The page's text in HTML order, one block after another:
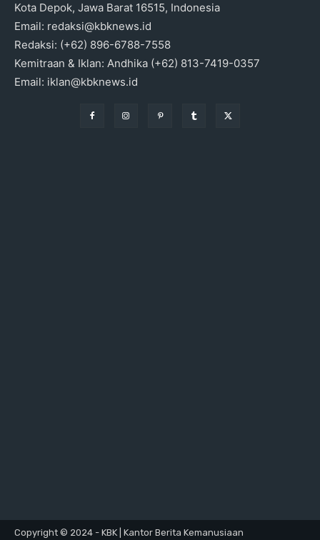
Kota Depok, Jawa Barat 16515, Indonesia
Email: redaksi@kbknews.id
Redaksi: (+62) 896-6788-7558
Kemitraan & Iklan: Andhika (+62) 813-7419-0357
Email: iklan@kbknews.id
Copyright © 2024 - KBK | Kantor Berita Kemanusiaan